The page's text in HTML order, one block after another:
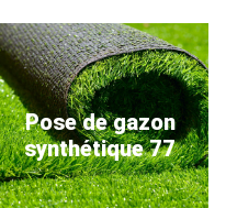
Pose de gazon
synthétique 77